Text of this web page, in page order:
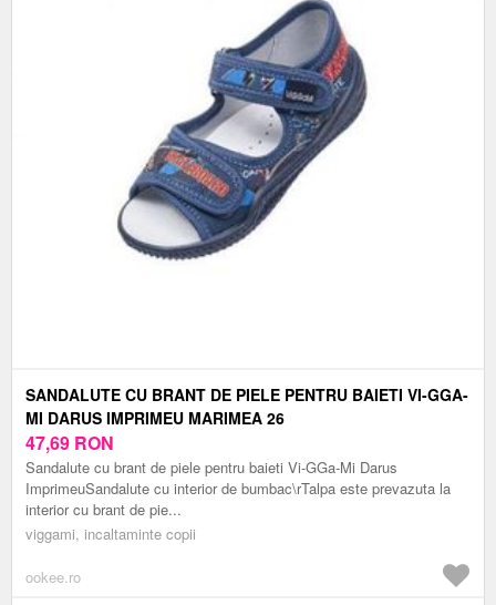
SANDALUTE CU BRANT DE PIELE PENTRU BAIETI VI-GGA-
MI DARUS IMPRIMEU MARIMEA 26
47,69 RON
Sandalute cu brant de piele pentru baieti Vi-GGa-Mi Darus
ImprimeuSandalute cu interior de bumbac\rTalpa este prevazuta la
interior cu brant de pie...
viggami, incaltaminte copii
ookee.ro